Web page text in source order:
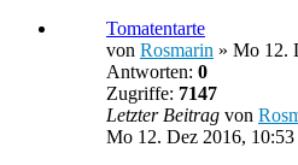
Tomatentarte
von Rosmarin » Mo 12.
Antworten: 0
Zugriffe: 7147
Letzter Beitrag von
Mo 12. Dez 2016, 10:53